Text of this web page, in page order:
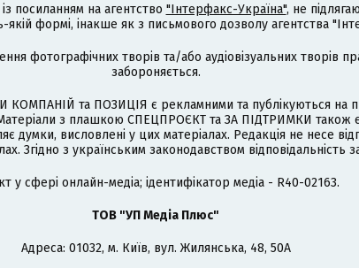
посиланням на агентство "Інтерфакс-Україна", не
формі, інакше як з письмового дозволу агентства
фотографічних творів та/або аудіовізуальних творів
забороняється.
КОМПАНІЙ та ПОЗИЦІЯ є рекламними та публікуються на
Матеріали з плашкою СПЕЦПРОЄКТ та ЗА ПІДТРИМКИ також
думки, висловлені у цих матеріалах. Редакція не несе
Згідно з українським законодавством відповідальність
у сфері онлайн-медіа; ідентифікатор медіа - R40-02163.
ТОВ "УП Медіа Плюс"
Адреса: 01032, м. Київ, вул. Жилянська, 48, 50А